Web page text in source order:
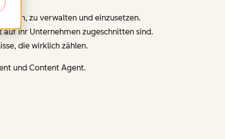
zu verwalten und einzusetzen.
Ihr Unternehmen zugeschnitten sind.
die wirklich zählen.
und Content Agent.